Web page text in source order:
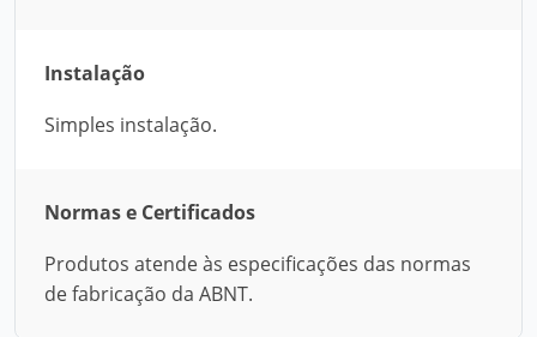
Instalação
Simples instalação.
Normas e Certificados
Produtos atende às especificações das normas
de fabricação da ABNT.